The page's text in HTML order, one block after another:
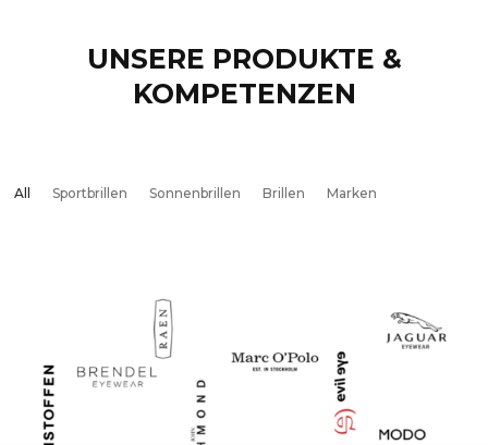
UNSERE PRODUKTE &
KOMPETENZEN
All Sportbrillen Sonnenbrillen Brillen Marken